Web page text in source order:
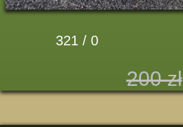
321 / 0
200 zł